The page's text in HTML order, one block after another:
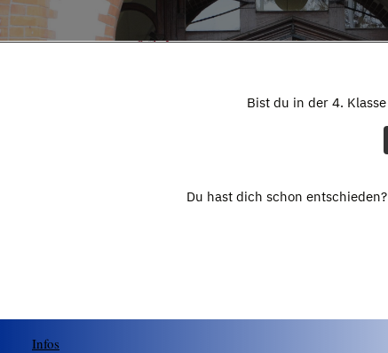
Bist du in der 4.
Du hast dich schon
Infos